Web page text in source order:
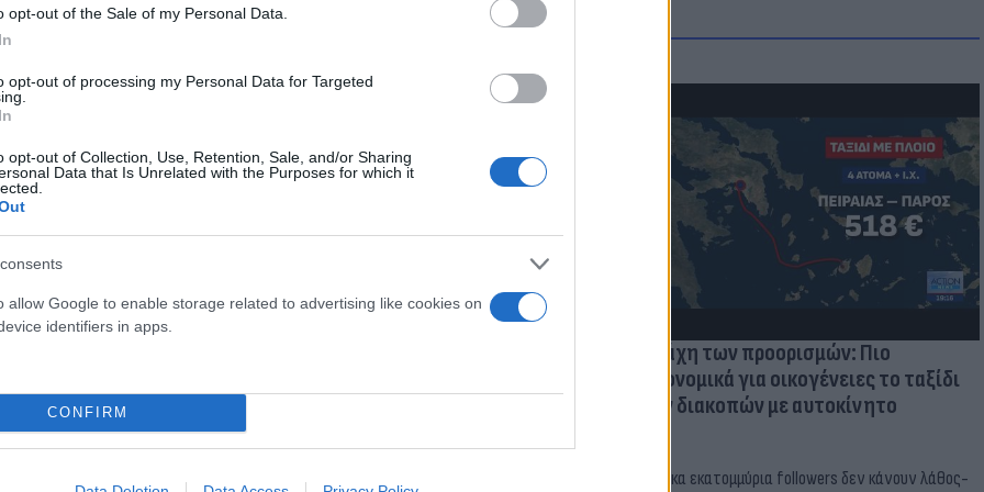
opt-out of the Sale of my Personal Data.
opt-out of processing my Personal Data for Targeted
opt-out of Collection, Use, Retention, Sale, and/or Sharing
Data that Is Unrelated with the Purposes for which it
allow Google to enable storage related to advertising like cookies on
identifiers in apps.
CONFIRM
στην παρουσίαση του
κόσμου στο γήπεδο
(video)
Skin dysmorphia: Όταν η εμμονή με το
«τέλειο» δέρμα αποτελεί πρόβλημα
Η μάχη των προορισμών: Πιο
οικονομικά για οικογένειες το ταξίδι
των διακοπών με αυτοκίνητο